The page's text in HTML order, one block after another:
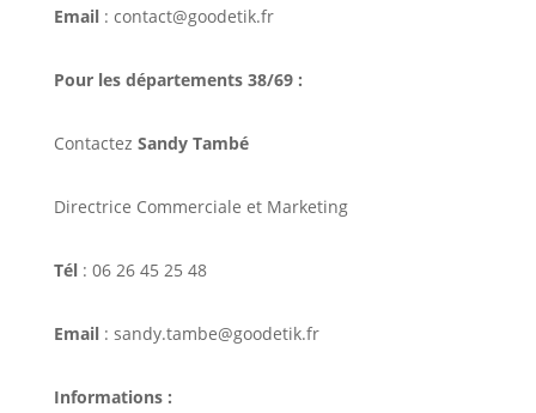
Email: contact@goodetik.fr
Pour les départements 38/69 :
Contactez Sandy També
Directrice Commerciale et Marketing
Tél: 06 26 45 25 48
Email: sandy.tambe@goodetik.fr
Informations :